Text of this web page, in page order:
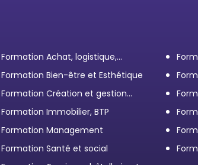
Formation Achat, logistique,
transport
Formation Bien-être et Esthétique
client
Formation Création et gestion
d'entreprise
Élus
Formation Immobilier, BTP
Formation Management
Formation Santé et social